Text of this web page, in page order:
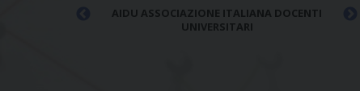
AIMC ASSOCIAZIONE ITALIANA MAESTRI CATTOLICI